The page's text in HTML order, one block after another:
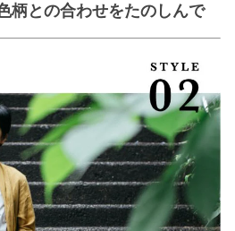
柄との合わせをたのしんで